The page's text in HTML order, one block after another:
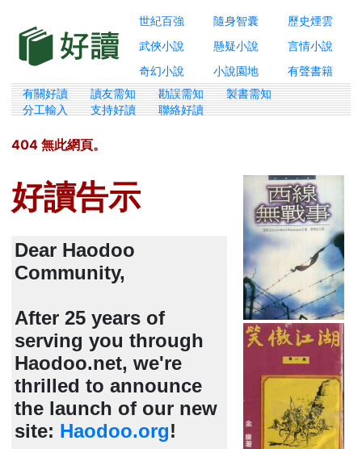
世紀百強 隨身智囊
歷史煙雲
武俠小說
懸疑小說
言情小說
奇幻小說
小說園地 有聲書籍
有關好讀 讀友需知 勘誤需知
製書需知
分工輸入
支持好讀 聯絡好讀
404 無此網頁。
好讀告示
Dear Haodoo
Community,
After 25 years of
serving you through
Haodoo.net, we're
thrilled to announce
the launch of our new
site: Haodoo.org!